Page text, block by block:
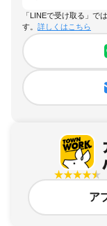
「LINEで受け取る」で
す。 詳しくはこちら
ア